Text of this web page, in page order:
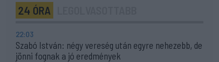
24 ÓRA
22:03
Szabó István: négy vereség után egyre nehezebb, de
jönni fognak a jó eredmények